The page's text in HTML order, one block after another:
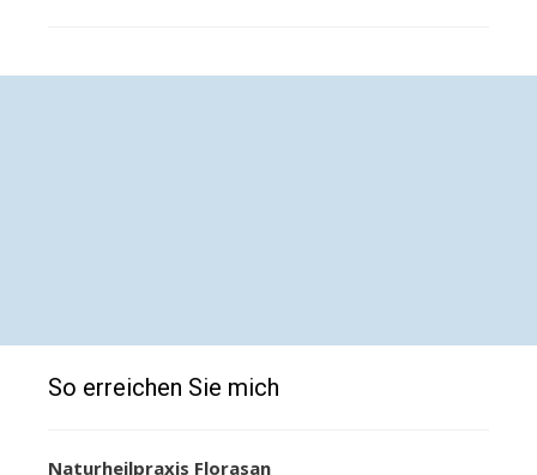
So erreichen Sie mich
Naturheilpraxis Florasan